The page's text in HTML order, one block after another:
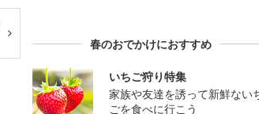
春のおでかけにおすすめ
いちご狩り特集
家族や友達を誘って新鮮ない
ごを食べに行こう